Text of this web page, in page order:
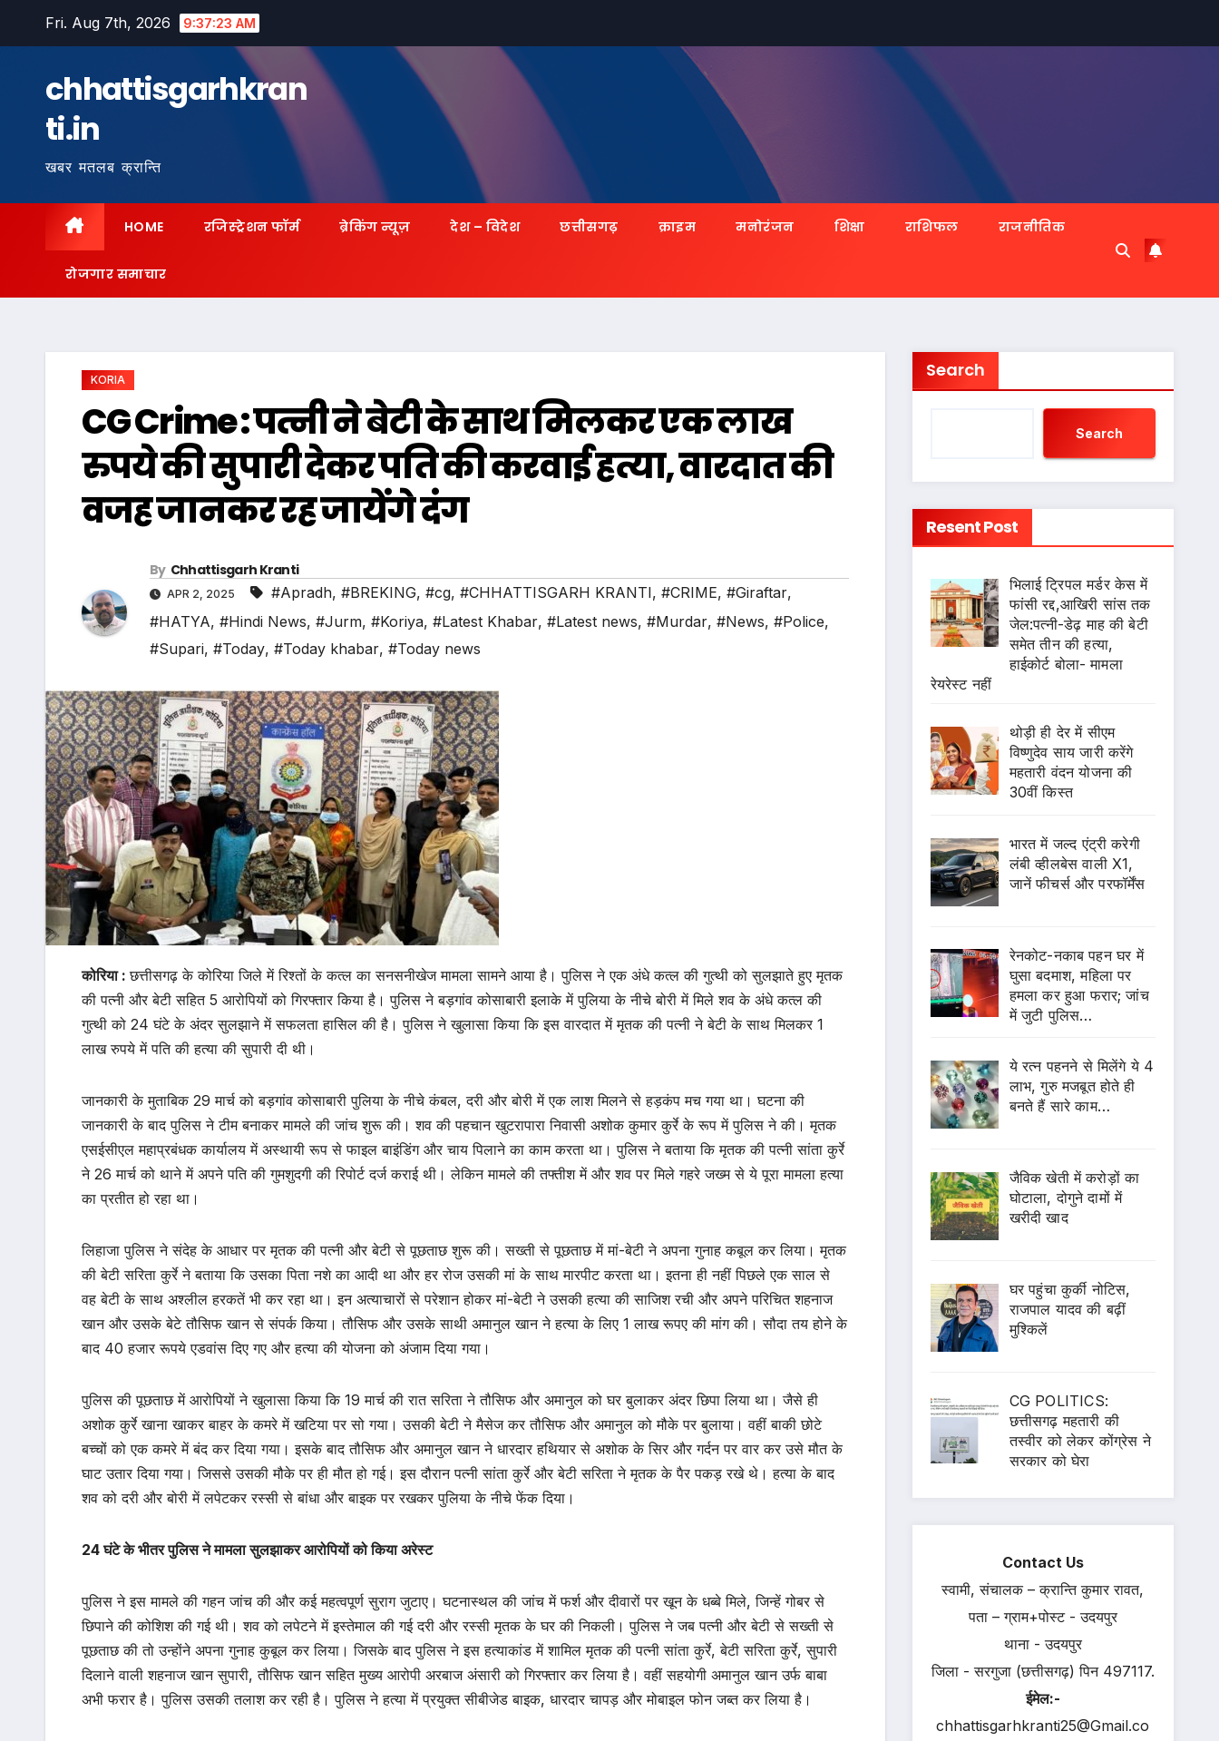
Fri. Aug 7th, 2026 9:37:24 AM
chhattisgarhkran
ti.in
खबर मतलब क्रान्ति
HOME रजिस्ट्रेशन फॉर्म ब्रेकिंग न्यूज़ देश – विदेश छत्तीसगढ़ क्राइम मनोरंजन शिक्षा राशिफल राजनीतिक
रोजगार समाचार
KORIA
CG Crime : पत्नी ने बेटी के साथ मिलकर एक लाख
रुपये की सुपारी देकर पति की करवाई हत्या, वारदात की
वजह जानकर रह जायेंगे दंग
By Chhattisgarh Kranti
APR 2, 2025 #Apradh, #BREKING, #cg, #CHHATTISGARH KRANTI, #CRIME, #Giraftar,
#HATYA, #Hindi News, #Jurm, #Koriya, #Latest Khabar, #Latest news, #Murdar, #News, #Police,
#Supari, #Today, #Today khabar, #Today news
कोरिया :छत्तीसगढ़ के कोरिया जिले में रिश्तों के कत्ल का सनसनीखेज मामला सामने आया है। पुलिस ने एक अंधे कत्ल की गुत्थी को सुलझाते हुए मृतक
की पत्नी और बेटी सहित 5 आरोपियों को गिरफ्तार किया है। पुलिस ने बड़गांव कोसाबारी इलाके में पुलिया के नीचे बोरी में मिले शव के अंधे कत्ल की
गुत्थी को 24 घंटे के अंदर सुलझाने में सफलता हासिल की है। पुलिस ने खुलासा किया कि इस वारदात में मृतक की पत्नी ने बेटी के साथ मिलकर 1
लाख रुपये में पति की हत्या की सुपारी दी थी।
जानकारी के मुताबिक 29 मार्च को बड़गांव कोसाबारी पुलिया के नीचे कंबल, दरी और बोरी में एक लाश मिलने से हड़कंप मच गया था। घटना की
जानकारी के बाद पुलिस ने टीम बनाकर मामले की जांच शुरू की। शव की पहचान खुटरापारा निवासी अशोक कुमार कुर्रे के रूप में पुलिस ने की। मृतक
एसईसीएल महाप्रबंधक कार्यालय में अस्थायी रूप से फाइल बाइंडिंग और चाय पिलाने का काम करता था। पुलिस ने बताया कि मृतक की पत्नी सांता कुर्रे
ने 26 मार्च को थाने में अपने पति की गुमशुदगी की रिपोर्ट दर्ज कराई थी। लेकिन मामले की तफ्तीश में और शव पर मिले गहरे जख्म से ये पूरा मामला हत्या
का प्रतीत हो रहा था।
लिहाजा पुलिस ने संदेह के आधार पर मृतक की पत्नी और बेटी से पूछताछ शुरू की। सख्ती से पूछताछ में मां-बेटी ने अपना गुनाह कबूल कर लिया। मृतक
की बेटी सरिता कुर्रे ने बताया कि उसका पिता नशे का आदी था और हर रोज उसकी मां के साथ मारपीट करता था। इतना ही नहीं पिछले एक साल से
वह बेटी के साथ अश्लील हरकतें भी कर रहा था। इन अत्याचारों से परेशान होकर मां-बेटी ने उसकी हत्या की साजिश रची और अपने परिचित शहनाज
खान और उसके बेटे तौसिफ खान से संपर्क किया। तौसिफ और उसके साथी अमानुल खान ने हत्या के लिए 1 लाख रूपए की मांग की। सौदा तय होने के
बाद 40 हजार रूपये एडवांस दिए गए और हत्या की योजना को अंजाम दिया गया।
पुलिस की पूछताछ में आरोपियों ने खुलासा किया कि 19 मार्च की रात सरिता ने तौसिफ और अमानुल को घर बुलाकर अंदर छिपा लिया था। जैसे ही
अशोक कुर्रे खाना खाकर बाहर के कमरे में खटिया पर सो गया। उसकी बेटी ने मैसेज कर तौसिफ और अमानुल को मौके पर बुलाया। वहीं बाकी छोटे
बच्चों को एक कमरे में बंद कर दिया गया। इसके बाद तौसिफ और अमानुल खान ने धारदार हथियार से अशोक के सिर और गर्दन पर वार कर उसे मौत के
घाट उतार दिया गया। जिससे उसकी मौके पर ही मौत हो गई। इस दौरान पत्नी सांता कुर्रे और बेटी सरिता ने मृतक के पैर पकड़ रखे थे। हत्या के बाद
शव को दरी और बोरी में लपेटकर रस्सी से बांधा और बाइक पर रखकर पुलिया के नीचे फेंक दिया।
24 घंटे के भीतर पुलिस ने मामला सुलझाकर आरोपियों को किया अरेस्ट
पुलिस ने इस मामले की गहन जांच की और कई महत्वपूर्ण सुराग जुटाए। घटनास्थल की जांच में फर्श और दीवारों पर खून के धब्बे मिले, जिन्हें गोबर से
छिपाने की कोशिश की गई थी। शव को लपेटने में इस्तेमाल की गई दरी और रस्सी मृतक के घर की निकली। पुलिस ने जब पत्नी और बेटी से सख्ती से
पूछताछ की तो उन्होंने अपना गुनाह कुबूल कर लिया। जिसके बाद पुलिस ने इस हत्याकांड में शामिल मृतक की पत्नी सांता कुर्रे, बेटी सरिता कुर्रे, सुपारी
दिलाने वाली शहनाज खान सुपारी, तौसिफ खान सहित मुख्य आरोपी अरबाज अंसारी को गिरफ्तार कर लिया है। वहीं सहयोगी अमानुल खान उर्फ बाबा
अभी फरार है। पुलिस उसकी तलाश कर रही है। पुलिस ने हत्या में प्रयुक्त सीबीजेड बाइक, धारदार चापड़ और मोबाइल फोन जब्त कर लिया है।
Search
Search
Resent Post
भिलाई ट्रिपल मर्डर केस में
फांसी रद्द,आखिरी सांस तक
जेल:पत्नी-डेढ़ माह की बेटी
समेत तीन की हत्या,
हाईकोर्ट बोला- मामला
रेयरेस्ट नहीं
थोड़ी ही देर में सीएम
विष्णुदेव साय जारी करेंगे
महतारी वंदन योजना की
30वीं किस्त
भारत में जल्द एंट्री करेगी
लंबी व्हीलबेस वाली X1,
जानें फीचर्स और परफॉर्मेंस
रेनकोट-नकाब पहन घर में
घुसा बदमाश, महिला पर
हमला कर हुआ फरार; जांच
में जुटी पुलिस…
ये रत्न पहनने से मिलेंगे ये 4
लाभ, गुरु मजबूत होते ही
बनते हैं सारे काम…
जैविक खेती में करोड़ों का
घोटाला, दोगुने दामों में
खरीदी खाद
घर पहुंचा कुर्की नोटिस,
राजपाल यादव की बढ़ीं
मुश्किलें
CG POLITICS:
छत्तीसगढ़ महतारी की
तस्वीर को लेकर कोंग्रेस ने
सरकार को घेरा
Contact Us
स्वामी, संचालक – क्रान्ति कुमार रावत,
पता – ग्राम+पोस्ट - उदयपुर
थाना - उदयपुर
जिला - सरगुजा (छत्तीसगढ़) पिन 497117.
ईमेल:-
chhattisgarhkranti25@Gmail.co